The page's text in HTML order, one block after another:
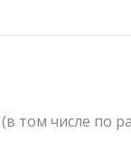
том числе по